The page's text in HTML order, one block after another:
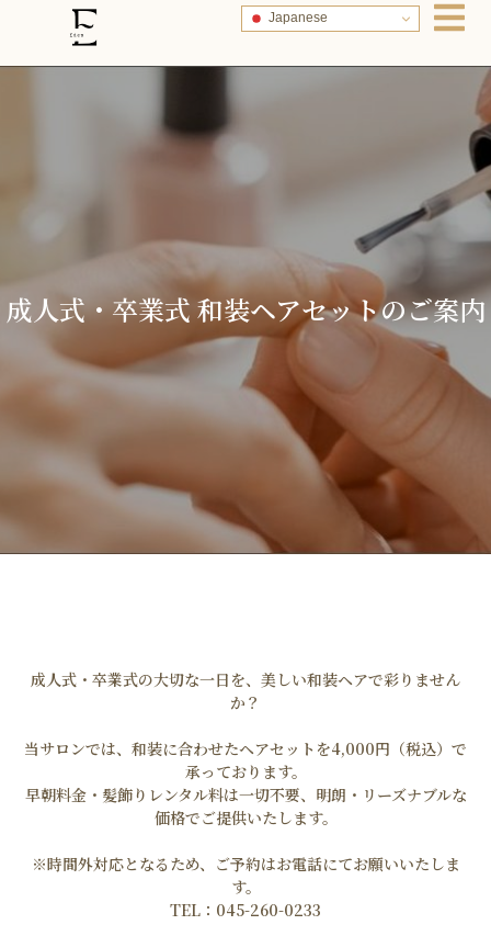
Japanese
成人式・卒業式 和装ヘアセットのご案内
成人式・卒業式の大切な一日を、美しい和装ヘアで彩りません
か？
当サロンでは、 和装に合わせたヘアセットを4,000円（税込）で
承っております。
早朝料金・髪飾りレンタル料は一切不要、明朗・リーズナブルな
価格でご提供いたします。
※時間外対応となるため、 ご予約はお電話にてお願いいたしま
す。
TEL：045-260-0233